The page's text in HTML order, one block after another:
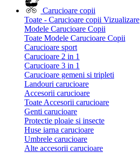
Carucioare copii
Toate - Carucioare copii Vizualizare
Modele Carucioare Copii
Toate Modele Carucioare Copii
Carucioare sport
Carucioare 2 in 1
Carucioare 3 in 1
Carucioare gemeni si tripleti
Landouri carucioare
Accesorii carucioare
Toate Accesorii carucioare
Genti carucioare
Protectie ploaie si insecte
Huse iarna carucioare
Umbrele carucioare
Alte accesorii carucioare